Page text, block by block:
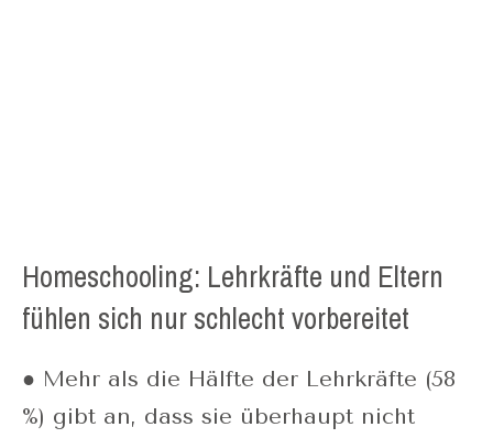
Homeschooling: Lehrkräfte und Eltern
fühlen sich nur schlecht vorbereitet
● Mehr als die Hälfte der Lehrkräfte (58
%) gibt an, dass sie überhaupt nicht